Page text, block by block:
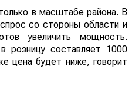
в масштабе района. В
со стороны области и
увеличить мощность.
розницу составляет 1000
цена будет ниже, говорит